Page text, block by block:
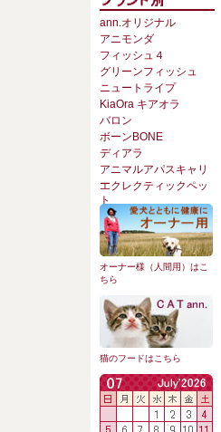
ann.オリジナル
アニモンダ
フィッシュ４
グリーンフィッシュ
ニュートライプ
KiaOra キアオラ
バロン
ボーンBONE
ディアラ
アニマルアパスキャリ
ー
エクレクティックペッ
ト
オーナー様（人間用）はこ
ちら
猫のフードはこちら